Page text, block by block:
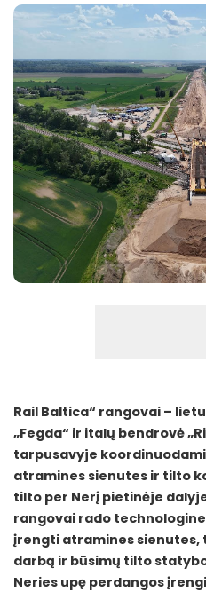
Rail Baltica“ rangovai –
„Fegda“ ir italų bendrovė
tarpusavyje
atramines sienutes ir tilto
tilto per Nerį pietinėje
rangovai rado
įrengti atramines sienutes,
darbą ir būsimų tilto
Neries upę perdangos